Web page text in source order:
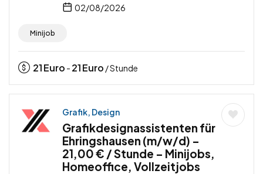
02/08/2026
Minijob
21Euro - 21Euro / Stunde
Grafik, Design
Grafikdesignassistenten für
Ehringshausen (m/w/d) –
21,00 € / Stunde – Minijobs,
Homeoffice, Vollzeitjobs